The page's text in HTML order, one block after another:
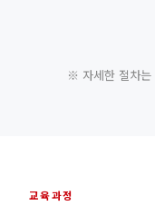
※ 자세한 절차는
교육과정